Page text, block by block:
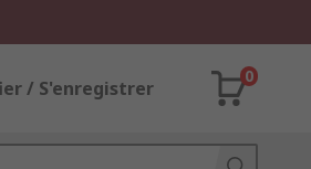
/ S'enregistrer
0